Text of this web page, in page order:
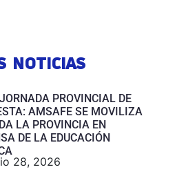
NOTICIAS
PROVINCIAL DE
AMSAFE SE MOVILIZA
LA PROVINCIA EN
DE LA EDUCACIÓN
28, 2026